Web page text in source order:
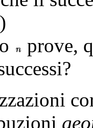
prove,